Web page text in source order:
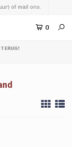
of mail ons.
0